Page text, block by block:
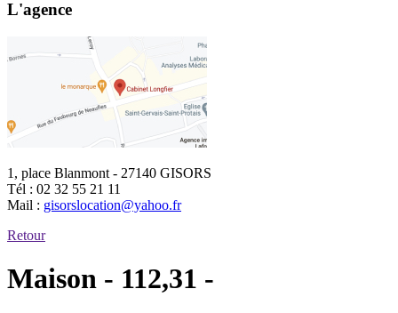
L'agence
1, place Blanmont - 27140 GISORS
Tél : 02 32 55 21 11
Mail : gisorslocation@yahoo.fr
Retour
Maison - 112,31 -